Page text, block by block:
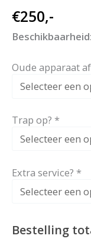
€250,-
Beschikbaarheid:
Oude apparaat
Trap op? *
Extra service? *
Bestelling